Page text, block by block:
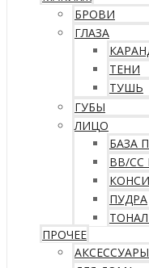
БРОВИ
ГЛАЗА
ТЕНИ
ТУШЬ
ГУБЫ
ЛИЦО
БАЗА
ВВ/
ПУДРА
ПРОЧЕЕ